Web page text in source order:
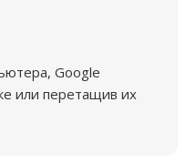
Google
или перетащив их